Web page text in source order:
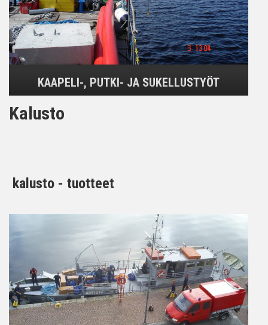
KAAPELI-, PUTKI- JA SUKELLUSTYÖT
Kalusto
kalusto - tuotteet